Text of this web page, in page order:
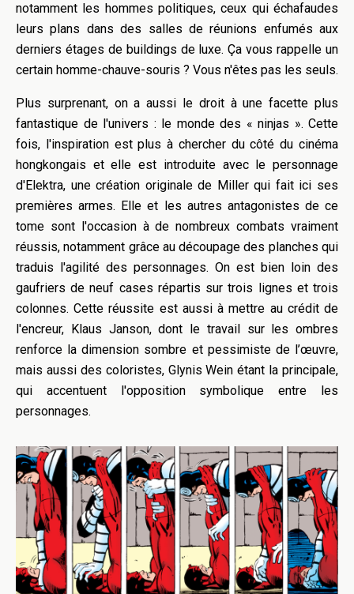
notamment les hommes politiques, ceux qui échafaudes
leurs plans dans des salles de réunions enfumés aux
derniers étages de buildings de luxe. Ça vous rappelle un
certain homme-chauve-souris ? Vous n'êtes pas les seuls.
Plus surprenant, on a aussi le droit à une facette plus
fantastique de l'univers : le monde des « ninjas ». Cette
fois, l'inspiration est plus à chercher du côté du cinéma
hongkongais et elle est introduite avec le personnage
d'Elektra, une création originale de Miller qui fait ici ses
premières armes. Elle et les autres antagonistes de ce
tome sont l'occasion à de nombreux combats vraiment
réussis, notamment grâce au découpage des planches qui
traduis l'agilité des personnages. On est bien loin des
gaufriers de neuf cases répartis sur trois lignes et trois
colonnes. Cette réussite est aussi à mettre au crédit de
l'encreur, Klaus Janson, dont le travail sur les ombres
renforce la dimension sombre et pessimiste de l’œuvre,
mais aussi des coloristes, Glynis Wein étant la principale,
qui accentuent l'opposition symbolique entre les
personnages.